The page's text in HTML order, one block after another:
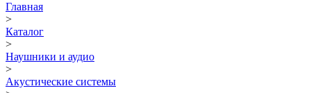
Главная
>
Каталог
>
Наушники и аудио
>
Акустические системы